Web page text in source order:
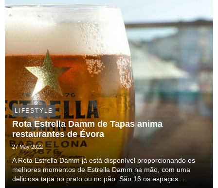
LIFESTYLE
Rota Estrella Damm de Tapas anima
restaurantes de Évora
27 May 2022
A Rota Estrella Damm já está disponível proporcionando os
melhores momentos de Estrella Damm na mão, com uma
deliciosa tapa no prato ou no pão. São 16 os espaços